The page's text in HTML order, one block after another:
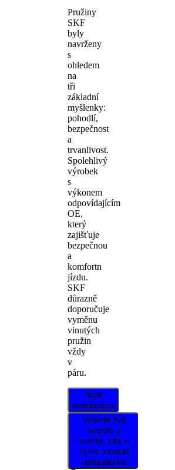
Pružiny
SKF
byly
navrženy
s
ohledem
na
tři
základní
myšlenky:
pohodlí,
bezpečnost
a
trvanlivost.
Spolehlivý
výrobek
s
výkonem
odpovídajícím
OE,
který
zajišťuje
bezpečnou
a
komfortn
jízdu.
SKF
důrazně
doporučuje
vyměnu
vinutých
pružin
vždy
v
páru.
Najít
distributora
Vyberte své
vozidlo a
ověřte, zda je
tento produkt
kompatibilní.